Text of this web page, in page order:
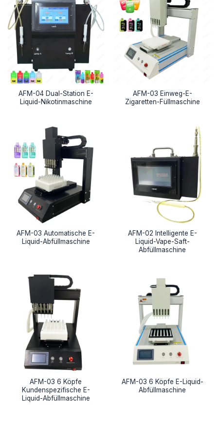
AFM-04 Dual-Station E-
Liquid-Nikotinmaschine
AFM-03 Einweg-E-
Zigaretten-Füllmaschine
AFM-03 Automatische E-
Liquid-Abfüllmaschine
AFM-02 Intelligente E-
Liquid-Vape-Saft-
Abfüllmaschine
AFM-03 6 Köpfe
Kundenspezifische E-
Liquid-Abfüllmaschine
AFM-03 6 Köpfe E-Liquid-
Abfüllmaschine